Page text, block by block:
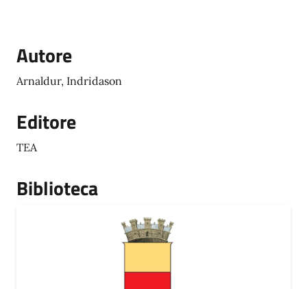
Autore
Arnaldur, Indridason
Editore
TEA
Biblioteca